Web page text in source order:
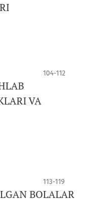
104-112
VA
113-119
BOLALAR